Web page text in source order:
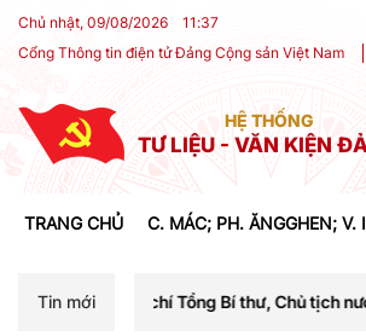
Chủ nhật, 09/08/2026 11 :37
Cổng Thông tin điện tử Đảng Cộng sản Việt Nam
HỆ THỐNG
TƯ LIỆU - VĂN KIỆN
TRANG CHỦ C. MÁC; PH. ĂNGGHEN;
Tin mới
Tổng Bí thư, Chủ tịch nước Tô Lâm khai